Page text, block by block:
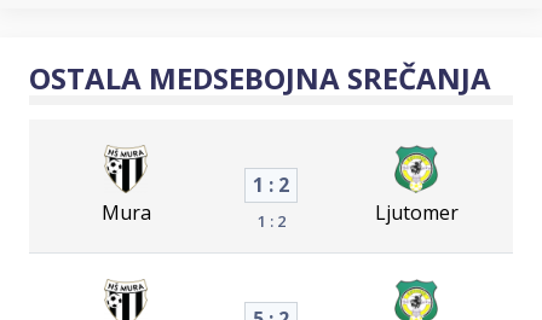
OSTALA MEDSEBOJNA SREČANJA
Mura
1 : 2
1 : 2 Ljutomer